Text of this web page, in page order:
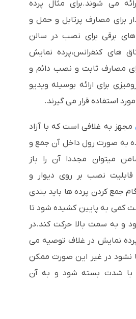
می شوند.برای مثال پرده
برای مصارف پرتابل و حمل و
های برقی برای نصب در سالن
های کنفرانس،پرده نمایش
مصارف ثابت و نصب دائم و
برای ارائه بوسیله ویدیو
استفاده قرار می گیرند.
مجهز به غلافی است که با آزاد
به صورت رول داخل آن جمع و
میتوان مجددا آن را باز
قابلیت نصب بر روی دیوار و
جمع کردن پرده ها باید بندی
کمی به پایین کشیده شود تا
و به سمت بالا حرکت کند.در
نمایش در غلاف توصیه می
نشود در غیر این صورت ممکن
با شدت بسته شود و به آن